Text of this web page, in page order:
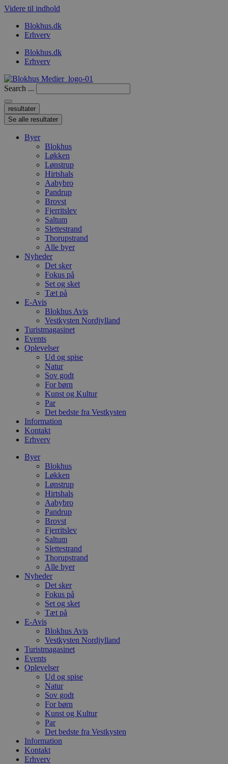
Videre til indhold
Blokhus.dk
Erhverv
Blokhus.dk
Erhverv
Search ...
resultater
Se alle resultater
Byer
Blokhus
Løkken
Lønstrup
Hirtshals
Aabybro
Pandrup
Brovst
Fjerritslev
Saltum
Slettestrand
Thorupstrand
Alle byer
Nyheder
Det sker
Fokus på
Set og sket
Tæt på
E-Avis
Blokhus Avis
Vestkysten Nordjylland
Turistmagasinet
Events
Oplevelser
Ud og spise
Natur
Sov godt
For børn
Kunst og Kultur
Par
Det bedste fra Vestkysten
Information
Kontakt
Erhverv
Byer
Blokhus
Løkken
Lønstrup
Hirtshals
Aabybro
Pandrup
Brovst
Fjerritslev
Saltum
Slettestrand
Thorupstrand
Alle byer
Nyheder
Det sker
Fokus på
Set og sket
Tæt på
E-Avis
Blokhus Avis
Vestkysten Nordjylland
Turistmagasinet
Events
Oplevelser
Ud og spise
Natur
Sov godt
For børn
Kunst og Kultur
Par
Det bedste fra Vestkysten
Information
Kontakt
Erhverv